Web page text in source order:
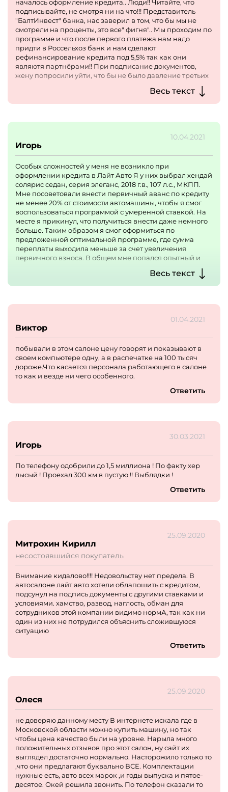
началось оформление кредита.. Люди!! Читайте, что
подписывайте, не смотря ни на что!!! Представитель
"БалтИнвест" банка, нас заверил в том, что бы мы не
смотрели на проценты, это все" фигня".. Мы проходим по
программе и что после первого платежа нам надо
придти в Россельхоз банк и нам сделают
рефинансирование кредита под 5,5% так как они
являютя партнёрами!! При подписание документов,
жену попросили уйти, что бы не было давление третьих
менеджер нам предоставил бумагу, чуть ли не с
идеальным состоянием (после прочтения он ее забрал)...
документов, мы уехали счастливые! Нас даже менеджер
найдет)... По приезду домой, мы решили позвонить в
Россельхоз банк на горячую линию(надо же знать, когда
надо подойти, что б %снизился)... Но!!! Как оказывается,
банк Россельхоз не имеет партнеров и, что никакого
финансирования они не дают через МЕСЯЦ!!! Тут
решили проверить пакет документов и.... О, УЖАС!!!
Машина оказывается в непригодном состояние, в
кредит впихано множество ненужных страховок (хотя
мы предупредили, что нам ничего не надо, мы заплатим,
наличными)... ЛЮДИ!! БУДЬТЕ БДИТЕЛЬНЫ КОГДА
ПРИХОДИТЕ В ЭТОТ САЛОН!!!! ВСЕМ СВОИМ
ЗНАКОМЫМ МЫ УЖЕ О МАХИНАЦИЯХ ЭТОГО САЛОНА
РАССКАЗАЛИ!!! И КУДА НАДО УЖЕ ОБРАТИЛИСЬ!!!!
Весь текст
10.04.2021
Игорь
Особых сложностей у меня не возникло при
оформлении кредита в Лайт Авто Я у них выбрал хендай
солярис седан, серия элеганс, 2018 г.в., 107 л.с., МКПП.
Мне посоветовали внести первичный аванс по кредиту
не менее 20% от стоимости автомашины, чтобы я смог
воспользоваться программой с умеренной ставкой. На
месте я прикинул, что получиться внести даже немного
больше. Таким образом я смог оформиться по
предложенной оптимальной программе, где сумма
переплаты выходила меньше за счет увеличения
первичного взноса. В общем мне попался опытный и
толковый специалист, который подробно всё объяснил и
сделал предварительные расчеты. Одобрение из банка
стало для меня формальностью. С трудом набрался
Весь текст
01.04.2021
Виктор
побывали в этом салоне цену говорят и показывают в
своем компьютере одну, а в распечатке на 100 тысяч
дороже.Что касается персонала работающего в салоне
то как и везде ни чего особенного.
Ответить
30.03.2021
Игорь
По телефону одобрили до 1,5 миллиона ! По факту хер
лысый ! Проехал 300 км в пустую !! Выблядки !
Ответить
25.09.2020
Митрохин Кирилл
несостоявшийся покупатель
Внимание кидалово!!!! Недовольству нет предела. В
автосалоне лайт авто хотели облапошить с кредитом,
подсунул на подпись документы с другими ставками и
условиями. хамство, развод, наглость, обман для
сотрудников этой компании видимо нормА, так как ни
один из них не потрудился объяснить сложившуюся
ситуацию
Ответить
25.09.2020
Олеся
не доверяю данному месту В интернете искала где в
Московской области можно купить машину, но так
чтобы цена качество были на уровне. Нарыла много
положительных отзывов про этот салон, ну сайт их
выглядел достаточно нормально. Насторожило только то
,что они предлагают буквально ВСЕ. Комплектации
нужные есть, авто всех марок ,и годы выпуска и пятое-
десятое. Окей решила звонить. По телефон сказали то